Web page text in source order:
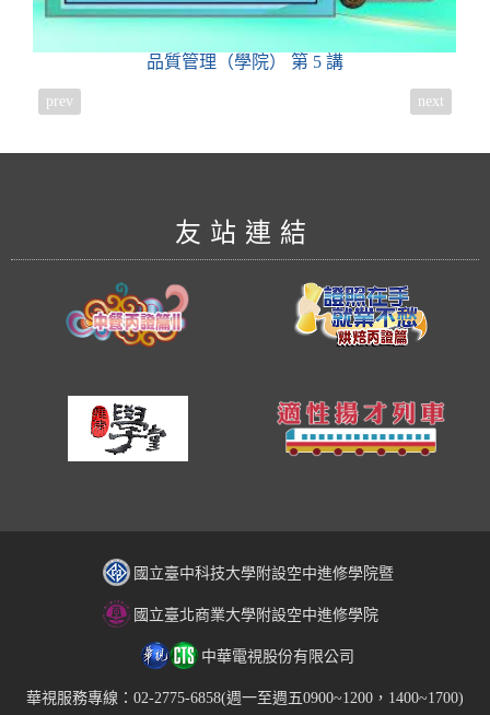
品質管理（學院） 第 5 講
prev next
友站連結
國立臺中科技大學附設空中進修學院暨
國立臺北商業大學附設空中進修學院
中華電視股份有限公司
華視服務專線：02-2775-6858(週一至週五0900~1200，1400~1700)